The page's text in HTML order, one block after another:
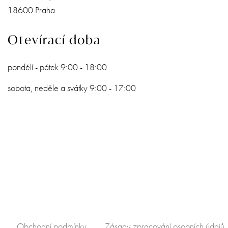
18600 Praha
Otevírací doba
pondělí - pátek 9:00 - 18:00
sobota, neděle a svátky 9:00 - 17:00